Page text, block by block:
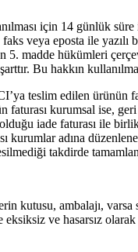
için 14 günlük
veya eposta ile yazılı
5. madde hükümleri
Bu hakkın
teslim edilen ürünün
faturası kurumsal ise,
iade faturası ile
kurumlar adına
takdirde
kutusu, ambalajı, varsa
eksiksiz ve hasarsız